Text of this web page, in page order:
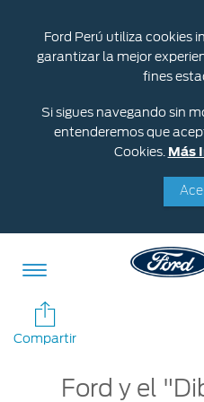
Ford Perú utiliza cookies
garantizar la mejor
fines
Si sigues navegando sin
entenderemos que
Cookies. Más
Acessibility
Compartir
Ford y el